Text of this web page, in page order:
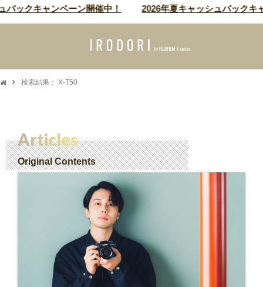
ックキャンペーン開催中！ 2026年夏キャッシュバックキャ
検索結果： X-T50
Articles
Original Contents